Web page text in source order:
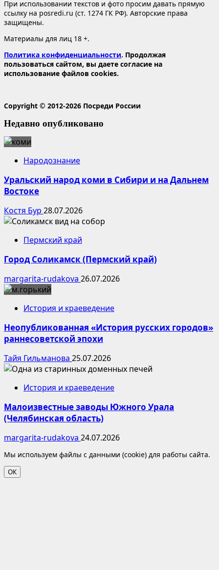
При использовании текстов и фото просим давать прямую
ссылку на posredi.ru (ст. 1274 ГК РФ). Авторские права
защищены.
Материалы для лиц 18 +.
Политика конфиденциальности. Продолжая
пользоваться сайтом, вы даете согласие на
использование файлов cookies.
Copyright © 2012-2026 Посреди России
Недавно опубликовано
Народознание
Уральский народ коми в Сибири и на Дальнем
Востоке
Костя Бур 28.07.2026
Пермский край
Город Соликамск (Пермский край)
margarita-rudakova 26.07.2026
История и краеведение
Неопубликованная «История русских городов»
раннесоветской эпохи
Тайя Гильманова 25.07.2026
История и краеведение
Малоизвестные заводы Южного Урала
(Челябинская область)
margarita-rudakova 24.07.2026
Мы используем файлы с данными (cookie) для работы сайта.
ОК